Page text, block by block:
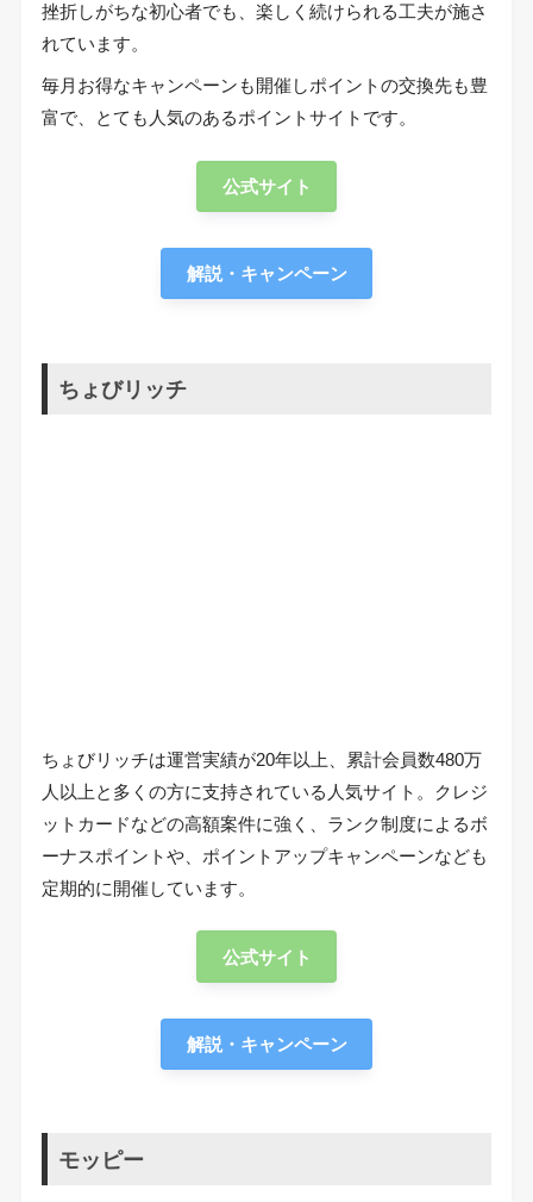
挫折しがちな初心者でも、楽しく続けられる工夫が施さ
れています。
毎月お得なキャンペーンも開催しポイントの交換先も豊
富で、とても人気のあるポイントサイトです。
公式サイト
解説・キャンペーン
ちょびリッチ
ちょびリッチは運営実績が20年以上、累計会員数480万
人以上と多くの方に支持されている人気サイト。クレジ
ットカードなどの高額案件に強く、ランク制度によるボ
ーナスポイントや、ポイントアップキャンペーンなども
定期的に開催しています。
公式サイト
解説・キャンペーン
モッピー